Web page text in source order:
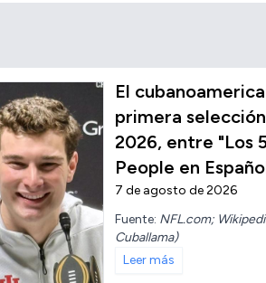
El
primera
2026, entre "Los
People en
7 de agosto de 2026
Fuente: NFL.com;
Cuballama)
Leer más